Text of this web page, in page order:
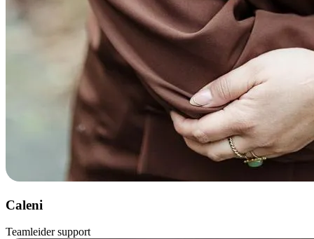
Caleni
Teamleider support